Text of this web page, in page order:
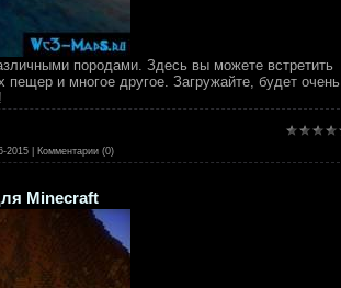
породами. Здесь вы можете встретить
и многое другое. Загружайте, будет очень
2015 | Комментарии (0)
Minecraft